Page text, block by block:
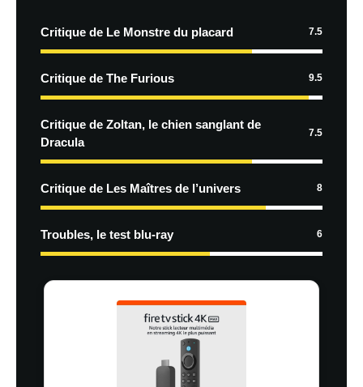
Critique de Le Monstre du placard 7.5
Critique de The Furious 9.5
Critique de Zoltan, le chien sanglant de
Dracula
7.5
Critique de Les Maîtres de l’univers 8
Troubles, le test blu-ray 6